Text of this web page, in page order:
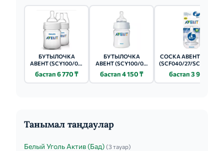
БУТЫЛОЧКА
АВЕНТ (SCY100/02)
бастап 6 770 ₸
БУТЫЛОЧКА
АВЕНТ (SCY100/01)
бастап 4 150 ₸
СОСКА АВЕНТ СИЛ. 0+
(SCF040/27/SCY961/02)
бастап 3 980 ₸
Танымал таңдаулар
Белый Уголь Актив (Бад) (3 тауар)